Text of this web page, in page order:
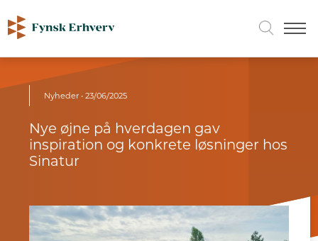
Nyheder• 23/06/2025
Nye øjne på hverdagen gav
inspiration og konkrete løsninger hos
Sinatur